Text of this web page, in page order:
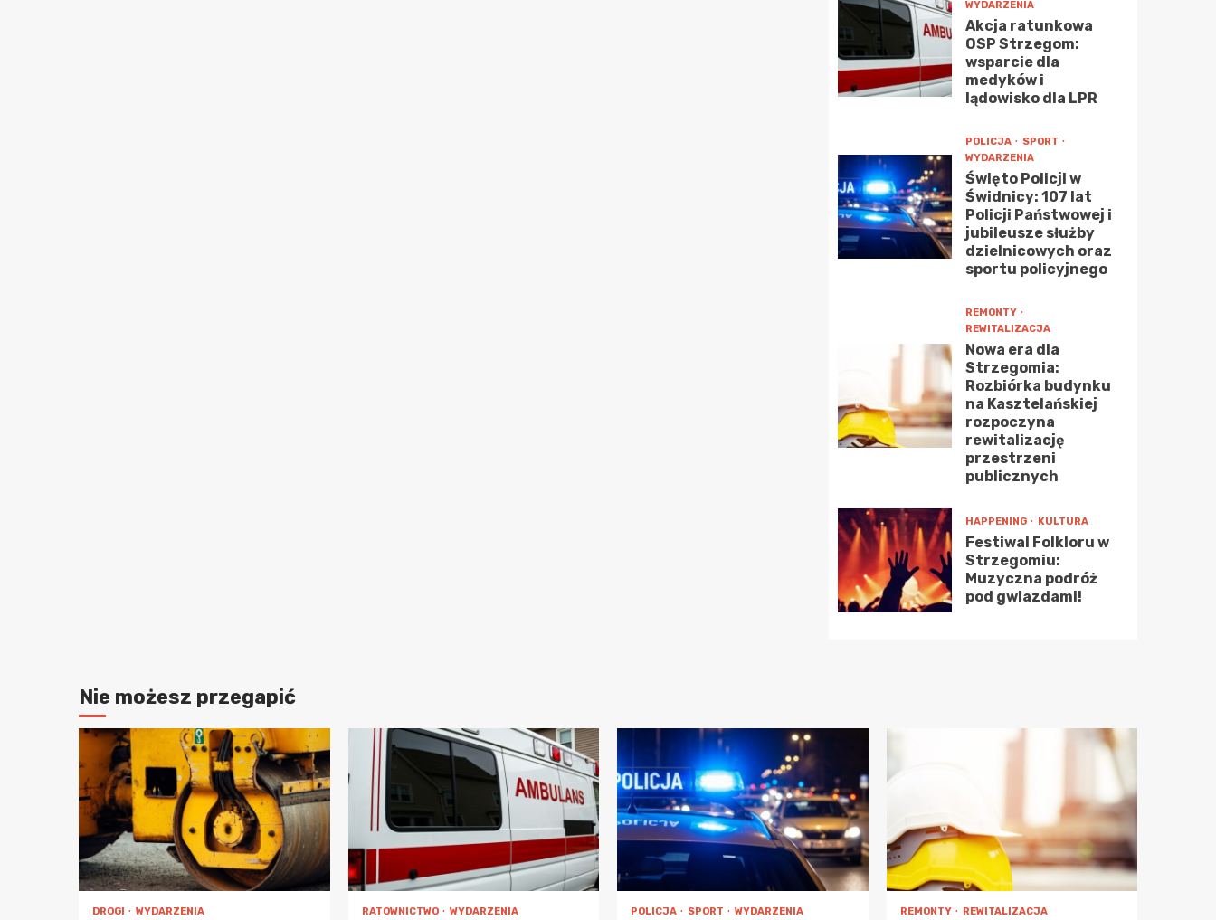
WYDARZENIA
Akcja ratunkowa
OSP Strzegom:
wsparcie dla
medyków i
lądowisko dla LPR
POLICJA
SPORT
WYDARZENIA
Święto Policji w
Świdnicy: 107 lat
Policji Państwowej i
jubileusze służby
dzielnicowych oraz
sportu policyjnego
REMONTY
REWITALIZACJA
Nowa era dla
Strzegomia:
Rozbiórka budynku
na Kasztelańskiej
rozpoczyna
rewitalizację
przestrzeni
publicznych
HAPPENING KULTURA
Festiwal Folkloru w
Strzegomiu:
Muzyczna podróż
pod gwiazdami!
Nie możesz przegapić
DROGI WYDARZENIA RATOWNICTWO WYDARZENIA POLICJA SPORT WYDARZENIA REMONTY REWITALIZACJA